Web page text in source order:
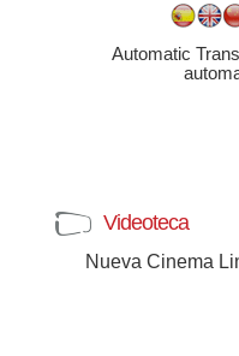
Automatic
Videoteca
Nueva Cinema